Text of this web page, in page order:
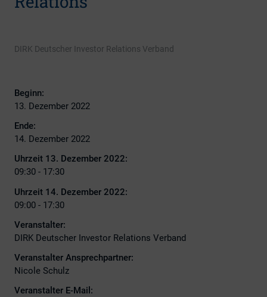
DIRK Deutscher Investor Relations Verband
Beginn:
13. Dezember 2022
Ende:
14. Dezember 2022
Uhrzeit 13. Dezember 2022:
09:30 - 17:30
Uhrzeit 14. Dezember 2022:
09:00 - 17:30
Veranstalter:
DIRK Deutscher Investor Relations Verband
Veranstalter Ansprechpartner:
Nicole Schulz
Veranstalter E-Mail: